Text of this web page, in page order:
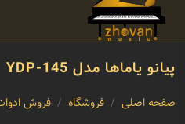
پیانو یاماها مدل YDP-145
صفحه اصلی فروشگاه فروش